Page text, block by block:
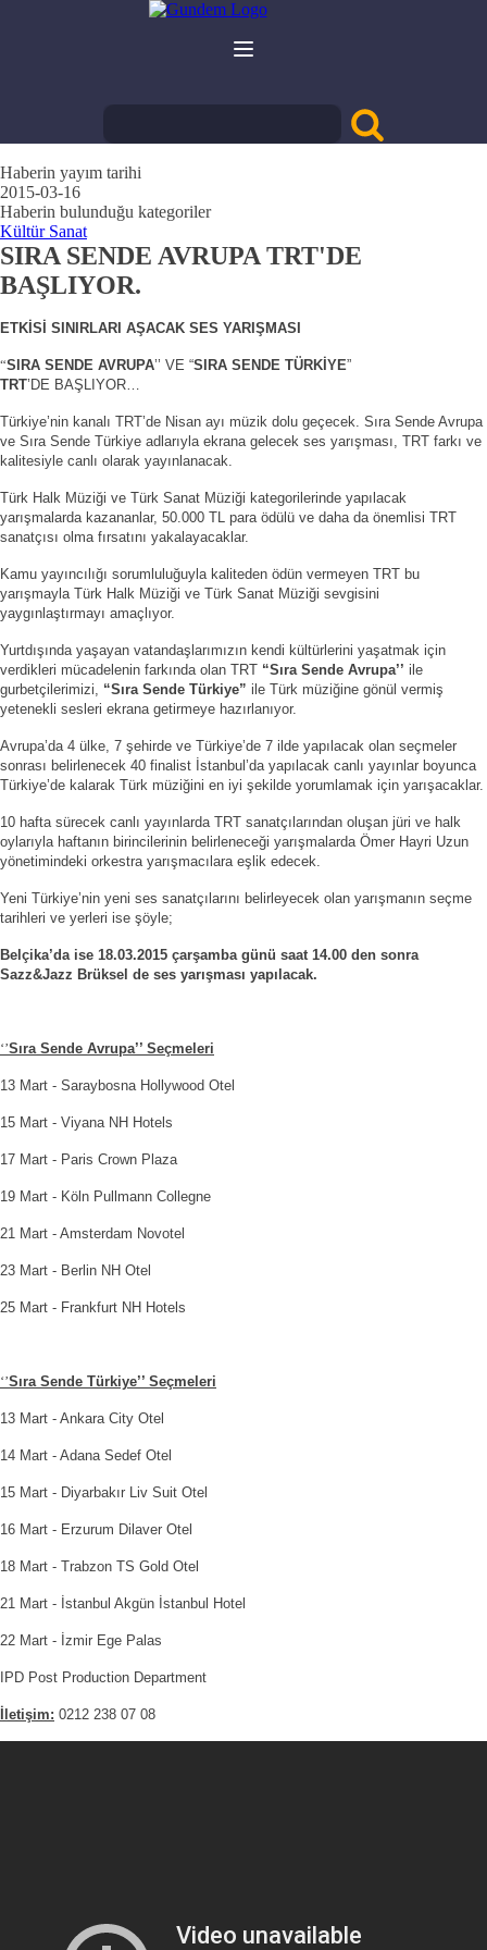
Haberin yayım tarihi
2015-03-16
Haberin bulunduğu kategoriler
Kültür Sanat
SIRA SENDE AVRUPA TRT'DE
BAŞLIYOR.
ETKİSİ SINIRLARI AŞACAK SES YARIŞMASI
“SIRA SENDE AVRUPA’’ VE “SIRA SENDE TÜRKİYE”
TRT’DE BAŞLIYOR…
Türkiye’nin kanalı TRT’de Nisan ayı müzik dolu geçecek. Sıra Sende Avrupa
ve Sıra Sende Türkiye adlarıyla ekrana gelecek ses yarışması, TRT farkı ve
kalitesiyle canlı olarak yayınlanacak.
Türk Halk Müziği ve Türk Sanat Müziği kategorilerinde yapılacak
yarışmalarda kazananlar, 50.000 TL para ödülü ve daha da önemlisi TRT
sanatçısı olma fırsatını yakalayacaklar.
Kamu yayıncılığı sorumluluğuyla kaliteden ödün vermeyen TRT bu
yarışmayla Türk Halk Müziği ve Türk Sanat Müziği sevgisini
yaygınlaştırmayı amaçlıyor.
Yurtdışında yaşayan vatandaşlarımızın kendi kültürlerini yaşatmak için
verdikleri mücadelenin farkında olan TRT “Sıra Sende Avrupa’’ ile
gurbetçilerimizi, “Sıra Sende Türkiye” ile Türk müziğine gönül vermiş
yetenekli sesleri ekrana getirmeye hazırlanıyor.
Avrupa’da 4 ülke, 7 şehirde ve Türkiye’de 7 ilde yapılacak olan seçmeler
sonrası belirlenecek 40 finalist İstanbul’da yapılacak canlı yayınlar boyunca
Türkiye’de kalarak Türk müziğini en iyi şekilde yorumlamak için yarışacaklar.
10 hafta sürecek canlı yayınlarda TRT sanatçılarından oluşan jüri ve halk
oylarıyla haftanın birincilerinin belirleneceği yarışmalarda Ömer Hayri Uzun
yönetimindeki orkestra yarışmacılara eşlik edecek.
Yeni Türkiye’nin yeni ses sanatçılarını belirleyecek olan yarışmanın seçme
tarihleri ve yerleri ise şöyle;
Belçika’da ise 18.03.2015 çarşamba günü saat 14.00 den sonra
Sazz&Jazz Brüksel de ses yarışması yapılacak.
‘’Sıra Sende Avrupa’’ Seçmeleri
13 Mart - Saraybosna Hollywood Otel
15 Mart - Viyana NH Hotels
17 Mart - Paris Crown Plaza
19 Mart - Köln Pullmann Collegne
21 Mart - Amsterdam Novotel
23 Mart - Berlin NH Otel
25 Mart - Frankfurt NH Hotels
‘’Sıra Sende Türkiye’’ Seçmeleri
13 Mart - Ankara City Otel
14 Mart - Adana Sedef Otel
15 Mart - Diyarbakır Liv Suit Otel
16 Mart - Erzurum Dilaver Otel
18 Mart - Trabzon TS Gold Otel
21 Mart - İstanbul Akgün İstanbul Hotel
22 Mart - İzmir Ege Palas
IPD Post Production Department
İletişim: 0212 238 07 08